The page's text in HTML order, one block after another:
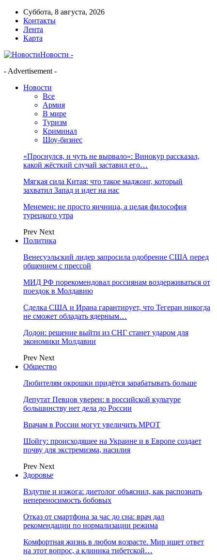
Суббота, 8 августа, 2026
Контакты
Лента
Карта
Новости -
- Advertisement -
Новости
Все
Армия
В мире
Туризм
Криминал
Шоу-бизнес
«Проснулся, и чуть не вырвало»: Винокур рассказал,
какой жёсткий случай заставил его…
Мягкая сила Китая: что такое маджонг, который
захватил Запад и идет на нас
Менемен: не просто яичница, а целая философия
турецкого утра
Prev Next
Политика
Венесуэльский лидер запросила одобрение США перед
общением с прессой
МИД РФ порекомендовал россиянам воздерживаться от
поездок в Молдавию
Сделка США и Ирана гарантирует, что Тегеран никогда
не сможет обладать ядерным…
Додон: решение выйти из СНГ станет ударом для
экономики Молдавии
Prev Next
Общество
Любителям окрошки придётся зарабатывать больше
Депутат Певцов уверен: в российской культуре
большинству нет дела до России
Врачам в России могут увеличить МРОТ
Шойгу: происходящее на Украине и в Европе создает
почву для экстремизма, насилия
Prev Next
Здоровье
Вздутие и изжога: диетолог объяснил, как распознать
непереносимость бобовых
Отказ от смартфона за час до сна: врач дал
рекомендации по нормализации режима
Комфортная жизнь в любом возрасте. Мир ищет ответ
на этот вопрос, а клиника тибетской…